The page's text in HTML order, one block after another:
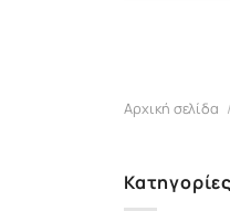
Αρχική σελίδα /